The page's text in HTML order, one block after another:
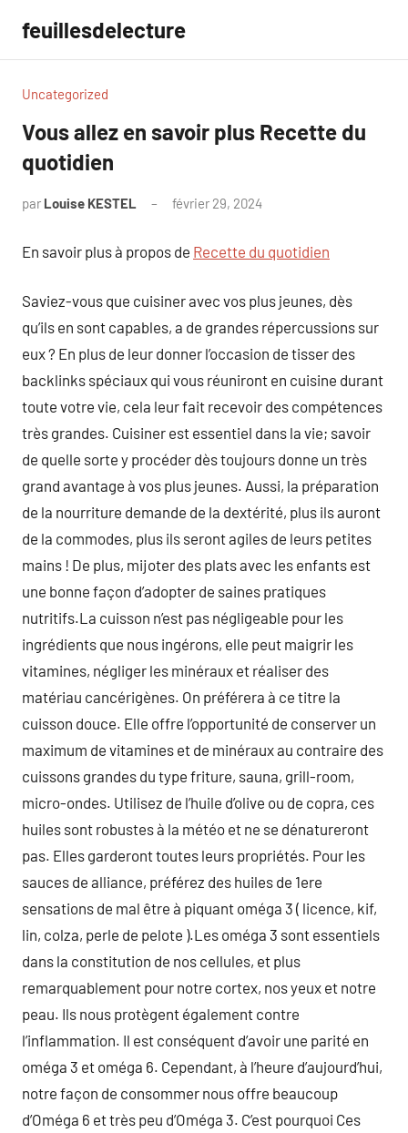
contenu
feuillesdelecture
Uncategorized
Vous allez en savoir plus Recette du
quotidien
par Louise KESTEL février 29, 2024
En savoir plus à propos de Recette du quotidien
Saviez-vous que cuisiner avec vos plus jeunes, dès
qu’ils en sont capables, a de grandes répercussions sur
eux ? En plus de leur donner l’occasion de tisser des
backlinks spéciaux qui vous réuniront en cuisine durant
toute votre vie, cela leur fait recevoir des compétences
très grandes. Cuisiner est essentiel dans la vie; savoir
de quelle sorte y procéder dès toujours donne un très
grand avantage à vos plus jeunes. Aussi, la préparation
de la nourriture demande de la dextérité, plus ils auront
de la commodes, plus ils seront agiles de leurs petites
mains ! De plus, mijoter des plats avec les enfants est
une bonne façon d’adopter de saines pratiques
nutritifs.La cuisson n’est pas négligeable pour les
ingrédients que nous ingérons, elle peut maigrir les
vitamines, négliger les minéraux et réaliser des
matériau cancérigènes. On préférera à ce titre la
cuisson douce. Elle offre l’opportunité de conserver un
maximum de vitamines et de minéraux au contraire des
cuissons grandes du type friture, sauna, grill-room,
micro-ondes. Utilisez de l’huile d’olive ou de copra, ces
huiles sont robustes à la météo et ne se dénatureront
pas. Elles garderont toutes leurs propriétés. Pour les
sauces de alliance, préférez des huiles de 1ere
sensations de mal être à piquant oméga 3 ( licence, kif,
lin, colza, perle de pelote ).Les oméga 3 sont essentiels
dans la constitution de nos cellules, et plus
remarquablement pour notre cortex, nos yeux et notre
peau. Ils nous protègent également contre
l’inflammation. Il est conséquent d’avoir une parité en
oméga 3 et oméga 6. Cependant, à l’heure d’aujourd’hui,
notre façon de consommer nous offre beaucoup
d’Oméga 6 et très peu d’Oméga 3. C’est pourquoi Ces